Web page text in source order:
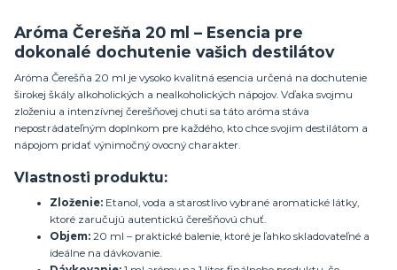
Aróma Čerešňa 20 ml – Esencia pre
dokonalé dochutenie vašich destilátov
Aróma Čerešňa 20 ml je vysoko kvalitná esencia určená na dochutenie
širokej škály alkoholických a nealkoholických nápojov. Vďaka svojmu
zloženiu a intenzívnej čerešňovej chuti sa táto aróma stáva
nepostrádateľným doplnkom pre každého, kto chce svojim destilátom a
nápojom pridať výnimočný ovocný charakter.
Vlastnosti produktu:
Zloženie: Etanol, voda a starostlivo vybrané aromatické látky,
ktoré zaručujú autentickú čerešňovú chuť.
Objem: 20 ml – praktické balenie, ktoré je ľahko skladovateľné a
ideálne na dávkovanie.